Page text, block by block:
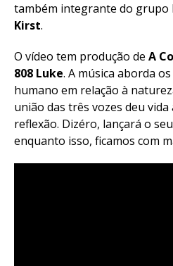
também integrante do grupo
Kirst.
O vídeo tem produção de A
808 Luke. A música aborda
humano em relação à
união das três vozes deu
reflexão. Dizéro, lançará o
enquanto isso, ficamos com